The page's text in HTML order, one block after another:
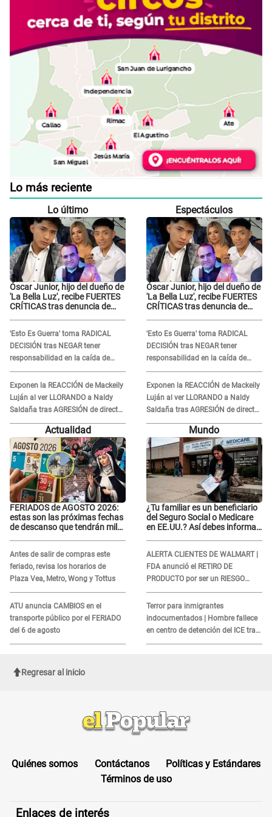
Lo más reciente
Lo último
Óscar Junior, hijo del dueño de
'La Bella Luz', recibe FUERTES
CRÍTICAS tras denuncia de
'Esto Es Guerra' toma RADICAL
DECISIÓN tras NEGAR tener
responsabilidad en la caída de
Kevin Díaz desde 8 metros de
altura
Exponen la REACCIÓN de Mackeily
Luján al ver LLORANDO a Naldy
Saldaña tras AGRESIÓN de director
de 'La Bella Luz': Esto hizo
Espectáculos
Óscar Junior, hijo del dueño de
'La Bella Luz', recibe FUERTES
CRÍTICAS tras denuncia de
'Esto Es Guerra' toma RADICAL
DECISIÓN tras NEGAR tener
responsabilidad en la caída de
Kevin Díaz desde 8 metros de
altura
Exponen la REACCIÓN de Mackeily
Luján al ver LLORANDO a Naldy
Saldaña tras AGRESIÓN de director
de 'La Bella Luz': Esto hizo
Actualidad
FERIADOS de AGOSTO 2026:
estas son las próximas fechas
de descanso que tendrán miles
Antes de salir de compras este
feriado, revisa los horarios de
Plaza Vea, Metro, Wong y Tottus
ATU anuncia CAMBIOS en el
transporte público por el FERIADO
del 6 de agosto
Mundo
¿Tu familiar es un beneficiario
del Seguro Social o Medicare
en EE.UU.? Así debes informar
ALERTA CLIENTES DE WALMART |
FDA anunció el RETIRO DE
PRODUCTO por ser un RIESGO
MORTAL para consumidores: ¿Cuál
es?
Terror para inmigrantes
indocumentados | Hombre fallece
en centro de detención del ICE tras
sufrir una "emergencia médica"
Regresar al inicio
Quiénes somos Contáctanos
Políticas y Estándares
Términos de uso
Enlaces de interés